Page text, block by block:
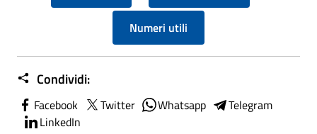
Numeri utili
Condividi:
Facebook Twitter Whatsapp
Telegram
LinkedIn